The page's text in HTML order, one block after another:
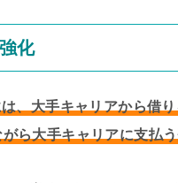
化
、大手キャリアから借
ら大手キャリアに支払う